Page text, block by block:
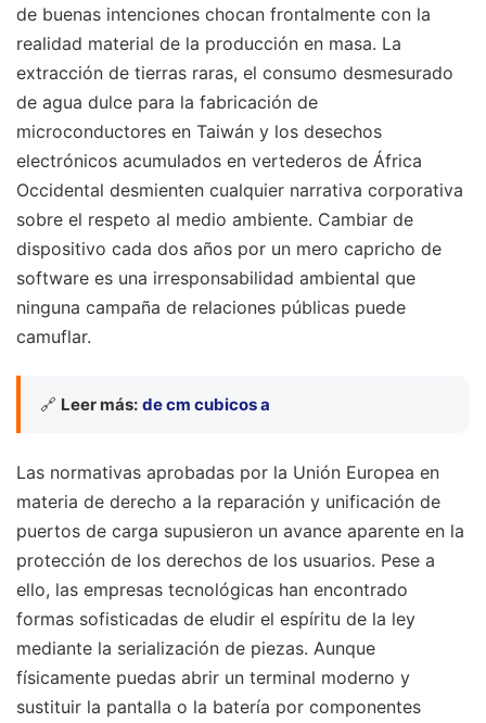
de buenas intenciones chocan frontalmente con la
realidad material de la producción en masa. La
extracción de tierras raras, el consumo desmesurado
de agua dulce para la fabricación de
microconductores en Taiwán y los desechos
electrónicos acumulados en vertederos de África
Occidental desmienten cualquier narrativa corporativa
sobre el respeto al medio ambiente. Cambiar de
dispositivo cada dos años por un mero capricho de
software es una irresponsabilidad ambiental que
ninguna campaña de relaciones públicas puede
camuflar.
🔗 Leer más: de cm cubicos a
Las normativas aprobadas por la Unión Europea en
materia de derecho a la reparación y unificación de
puertos de carga supusieron un avance aparente en la
protección de los derechos de los usuarios. Pese a
ello, las empresas tecnológicas han encontrado
formas sofisticadas de eludir el espíritu de la ley
mediante la serialización de piezas. Aunque
físicamente puedas abrir un terminal moderno y
sustituir la pantalla o la batería por componentes